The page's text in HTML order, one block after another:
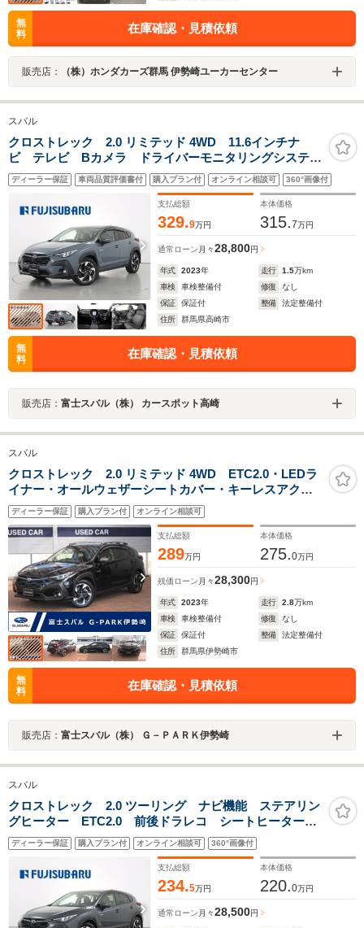
無
料
在庫確認・見積依頼
販売店： （株）ホンダカーズ群馬 伊勢崎ユーカーセンター
スバル
クロストレック 2.0 リミテッド 4WD 11.6インチナ
ビ テレビ Bカメラ ドライバーモニタリングシステ
ム オートビークルホールド アイサイトセイフティプ
ラス サイドビューモニター 後側方警戒支援システ
ム アダプティブドライビングビーム
ディーラー保証 車両品質評価書付 購入プラン付 オンライン相談可 360°画像付
支払総額
329.9万円
本体価格
315.7万円
通常ローン 月々28,800円
年式 2023年 走行 1.5万km
車検
車検整備付 修復
なし
保証
保証付 整備
法定整備付
住所
群馬県高崎市
無
料
在庫確認・見積依頼
販売店： 富士スバル（株） カースポット高崎
スバル
クロストレック 2.0 リミテッド 4WD ETC2.0・LEDラ
イナー・オールウェザーシートカバー・キーレスアクセ
ス&プッシュスタート・運転席&助手席パワーシート・ス
テアリングヒーター・フロントシートヒータールーフレ
ール・フルLEDヘッドランプ
ディーラー保証 購入プラン付 オンライン相談可
支払総額
289万円
本体価格
275.0万円
残価ローン 月々28,300円
年式 2023年 走行 2.8万km
車検
車検整備付 修復
なし
保証
保証付 整備
法定整備付
住所
群馬県伊勢崎市
無
料
在庫確認・見積依頼
販売店： 富士スバル（株） Ｇ－ＰＡＲＫ伊勢崎
スバル
クロストレック 2.0 ツーリング ナビ機能 ステアリン
グヒーター ETC2.0 前後ドラレコ シートヒーター
ナビ機能付11.6インチインフォメーションディスプレイ
デジタルマルチビューモニター フルセグTV ステアリ
ングヒーター
ディーラー保証 購入プラン付 オンライン相談可 360°画像付
支払総額
234.5万円
本体価格
220.0万円
通常ローン 月々28,500円